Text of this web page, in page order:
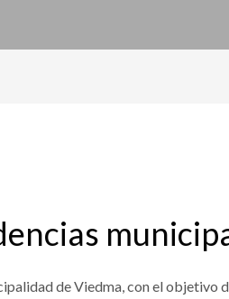
de Viedma, con el objetivo